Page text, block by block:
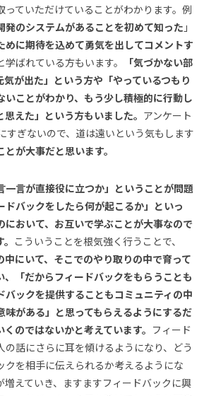
っていただけていることがわかります。例
発のシステムがあることを初めて知った 」
めに期待を込めて勇気を出してコメントす
学ばれている方もいます。
「気づかない部
が出た」という方や「やっているつもり
いことがわかり、もう少し積極的に行動し
えた」という方もいました。 アンケート
すぎないので、道は遠いという気もします
が大事だと思います。
一言が直接役に立つか」ということが問題
ドバックをしたら何が起こるか」といっ
において、お互いで学ぶことが大事なので
こういうことを根気強く行うことで、
中にいて、そこでのやり取りの中で育って
、「だからフィードバックをもらうことも
バックを提供することもコミュニティの中
味がある」と思ってもらえるようにするだ
のではないかと考えています。 フィード
の話にさらに耳を傾けるようになり、どう
クを相手に伝えられるか考えるようにな
増えていき、ますますフィードバックに興